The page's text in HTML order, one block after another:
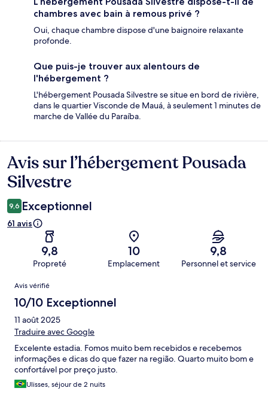
chambres avec bain à remous privé ?
Oui, chaque chambre dispose d'une baignoire relaxante
profonde.
Que puis-je trouver aux alentours de
l'hébergement ?
L'hébergement Pousada Silvestre se situe en bord de rivière,
dans le quartier Visconde de Mauá, à seulement 1 minutes de
marche de Vallée du Paraíba.
Avis
Avis sur l’hébergement Pousada
Silvestre
9,6 Exceptionnel
61 avis
9,8
Propreté
10
Emplacement
9,8
Personnel et service
Avis
Avis vérifié
10/10 Exceptionnel
11 août 2025
Traduire avec Google
Excelente estadia. Fomos muito bem recebidos e recebemos
informações e dicas do que fazer na região. Quarto muito bom e
confortável por preço justo.
Ulisses, séjour de 2 nuits